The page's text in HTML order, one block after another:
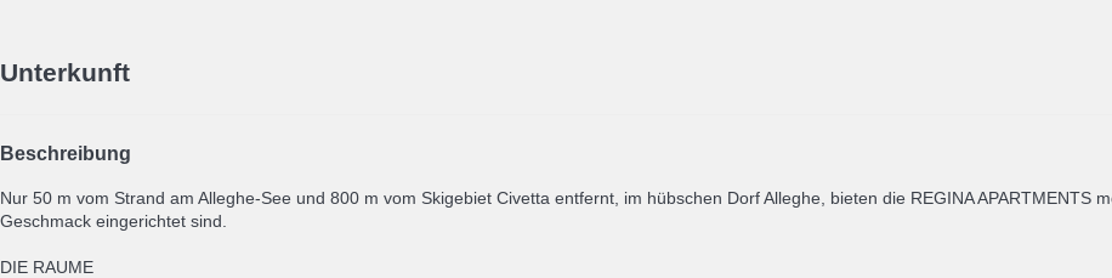
Unterkunft
Beschreibung
Nur 50 m vom Strand am Alleghe-See und 800 m vom Skigebiet Civetta entfernt, im hübschen Dorf Alleghe, bieten die REGINA APARTMENTS
Geschmack eingerichtet sind.
DIE RAUME